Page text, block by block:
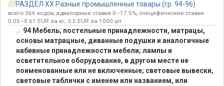
РАЗДЕЛ XX Разные промышленные товары (гр. 94-96)
всего 366 кодов, адвалорные ставки 0–17.5%, специфические ставки
0.05–0.61 EUR за кг; 3.5 EUR за 1000 шт
94 Мебель; постельные принадлежности, матрацы,
основы матрацные, диванные подушки и аналогичные
набивные принадлежности мебели; лампы и
осветительное оборудование, в другом месте не
поименованные или не включенные; световые вывески,
световые таблички с именем или названием, или